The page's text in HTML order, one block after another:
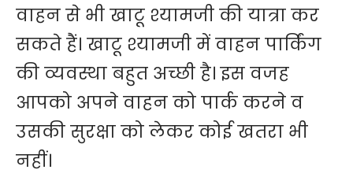
वाहन से भी खाटू श्यामजी की यात्रा कर
सकते हैं। खाटू श्यामजी में वाहन पार्किंग
की व्यवस्था बहुत अच्छी है। इस वजह
आपको अपने वाहन को पार्क करने व
उसकी सुर​क्षा को लेकर कोई खतरा भी
नहीं।